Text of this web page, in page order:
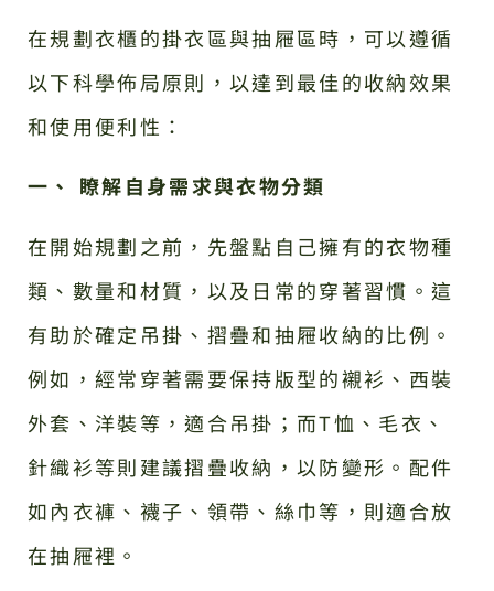
在規劃衣櫃的掛衣區與抽屜區時，可以遵循
以下科學佈局原則，以達到最佳的收納效果
和使用便利性：
一、 瞭解自身需求與衣物分類
在開始規劃之前，先盤點自己擁有的衣物種
類、數量和材質，以及日常的穿著習慣。這
有助於確定吊掛、摺疊和抽屜收納的比例。
例如，經常穿著需要保持版型的襯衫、西裝
外套、洋裝等，適合吊掛；而T恤、毛衣、
針織衫等則建議摺疊收納，以防變形。配件
如內衣褲、襪子、領帶、絲巾等，則適合放
在抽屜裡。